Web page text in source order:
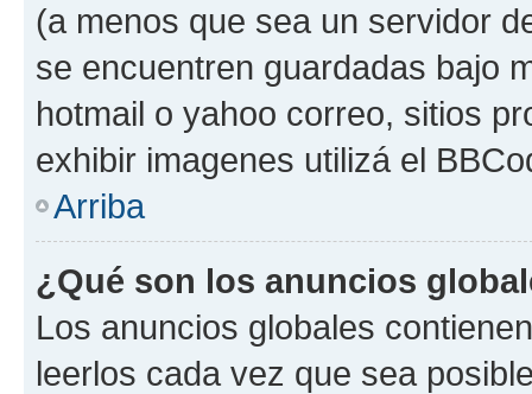
(a menos que sea un servidor
se encuentren guardadas bajo
hotmail o yahoo correo, sitios
exhibir imagenes utilizá el
Arriba
¿Qué son los anuncios
Los anuncios globales
leerlos cada vez que sea